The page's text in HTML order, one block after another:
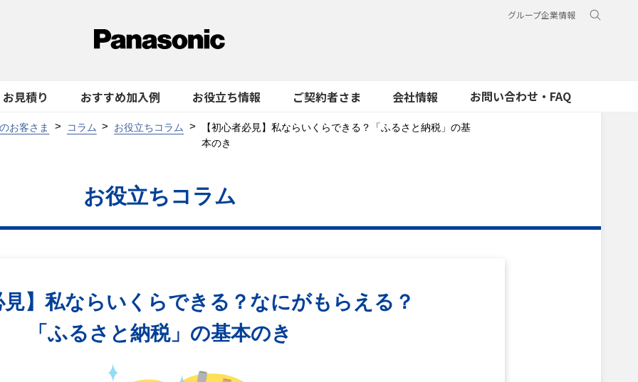
グループ企業情報
お見積り おすすめ加入例 お役立ち情報 ご契約者さま 会社情報 お問い合わせ・FAQ
お客さま コラム お役立ちコラム
【初心者必見】私ならいくらできる？「ふるさと納税」の基
本のき
お役立ちコラム
】私ならいくらできる？なにがもらえる？
「ふるさと納税」の基本のき